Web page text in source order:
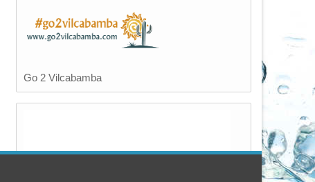
Go 2 Vilcabamba